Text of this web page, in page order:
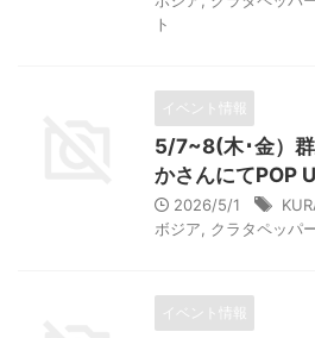
ト
イベント情報
5/7~8(木･金）
かさんにてPOP
2026/5/1
ボジア
クラタペッパ
イベント情報